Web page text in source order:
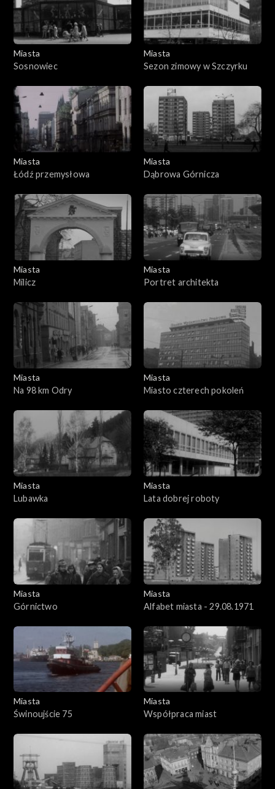
Miasta
Sosnowiec
Miasta
Sezon zimowy w Szczyrku
Miasta
Łódź przemysłowa
Miasta
Dąbrowa Górnicza
Miasta
Milicz
Miasta
Portret architekta
Miasta
Na 98 km Odry
Miasta
Miasto czterech pokoleń
Miasta
Lubawka
Miasta
Lata dobrej roboty
Miasta
Górnictwo
Miasta
Alfabet miasta - 29.08.1971
Miasta
Świnoujście 75
Miasta
Współpraca miast